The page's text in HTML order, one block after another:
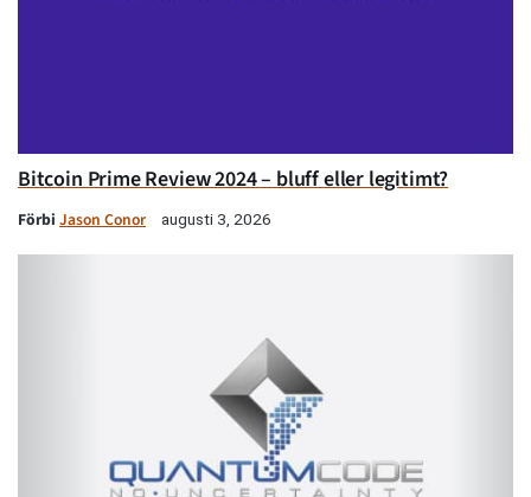
Bitcoin Prime Review 2024 – bluff eller legitimt?
Förbi Jason Conor augusti 3, 2026